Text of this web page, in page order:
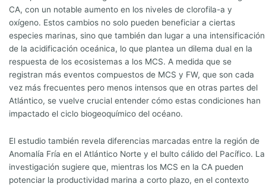
CA, con un notable aumento en los niveles de clorofila-a y
oxígeno. Estos cambios no solo pueden beneficiar a ciertas
especies marinas, sino que también dan lugar a una intensificación
de la acidificación oceánica, lo que plantea un dilema dual en la
respuesta de los ecosistemas a los MCS. A medida que se
registran más eventos compuestos de MCS y FW, que son cada
vez más frecuentes pero menos intensos que en otras partes del
Atlántico, se vuelve crucial entender cómo estas condiciones han
impactado el ciclo biogeoquímico del océano.
El estudio también revela diferencias marcadas entre la región de
Anomalía Fría en el Atlántico Norte y el bulto cálido del Pacífico. La
investigación sugiere que, mientras los MCS en la CA pueden
potenciar la productividad marina a corto plazo, en el contexto